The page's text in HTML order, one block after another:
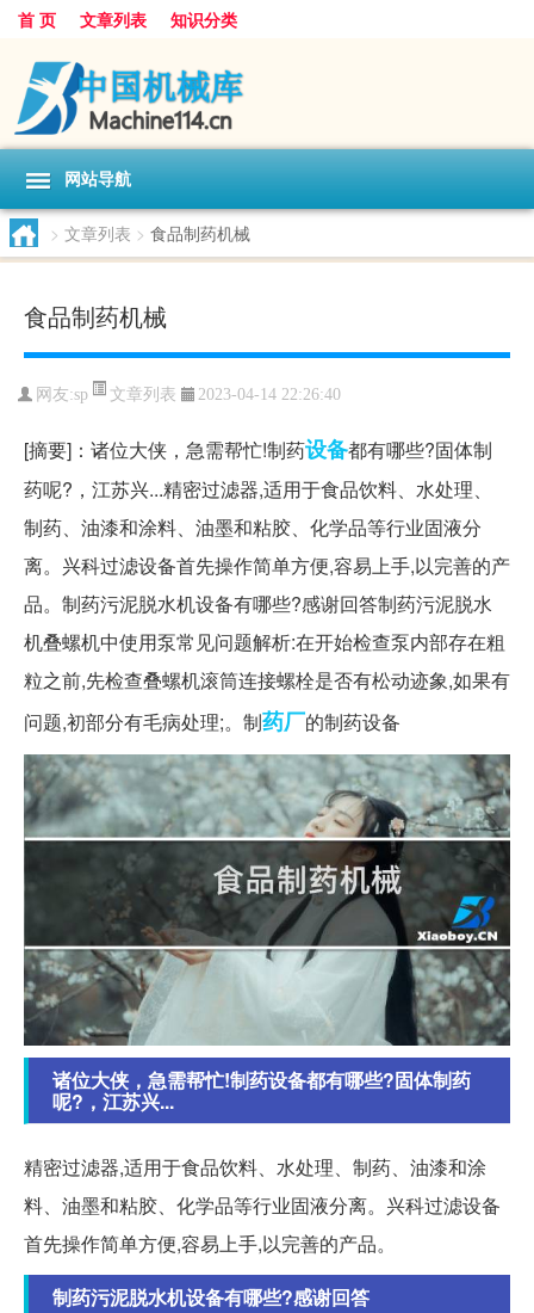
首 页 文章列表 知识分类
网站导航
> 文章列表 > 食品制药机械
食品制药机械
网友:sp 文章列表 2023-04-14 22:26:40
[摘要]：诸位大侠，急需帮忙!制药设备都有哪些?固体制
药呢?，江苏兴...精密过滤器,适用于食品饮料、水处理、
制药、油漆和涂料、油墨和粘胶、化学品等行业固液分
离。兴科过滤设备首先操作简单方便,容易上手,以完善的产
品。制药污泥脱水机设备有哪些?感谢回答制药污泥脱水
机叠螺机中使用泵常见问题解析:在开始检查泵内部存在粗
粒之前,先检查叠螺机滚筒连接螺栓是否有松动迹象,如果有
问题,初部分有毛病处理;。制药厂的制药设备
诸位大侠，急需帮忙!制药设备都有哪些?固体制药
呢?，江苏兴...
精密过滤器,适用于食品饮料、水处理、制药、油漆和涂
料、油墨和粘胶、化学品等行业固液分离。兴科过滤设备
首先操作简单方便,容易上手,以完善的产品。
制药污泥脱水机设备有哪些?感谢回答